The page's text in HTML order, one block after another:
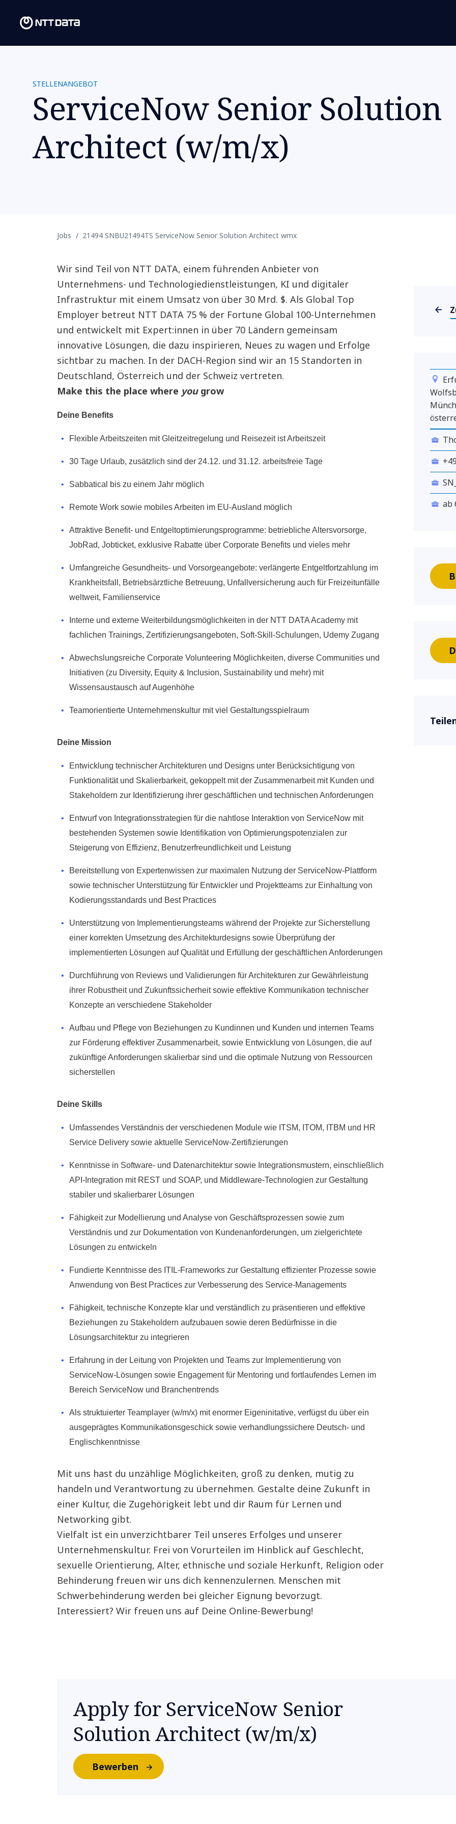
STELLENANGEBOT
ServiceNow Senior Solution
Architect (w/m/x)
Jobs 21494 SNBU21494TS ServiceNow Senior Solution Architect wmx
Wir sind Teil von NTT DATA, einem führenden Anbieter von
Unternehmens- und Technologiedienstleistungen, KI und digitaler
Infrastruktur mit einem Umsatz von über 30 Mrd. $. Als Global Top
Employer betreut NTT DATA 75 % der Fortune Global 100-Unternehmen
und entwickelt mit Expert:innen in über 70 Ländern gemeinsam
innovative Lösungen, die dazu inspirieren, Neues zu wagen und Erfolge
sichtbar zu machen. In der DACH-Region sind wir an 15 Standorten in
Deutschland, Österreich und der Schweiz vertreten.
Make this the place where you grow
Deine Benefits
Flexible Arbeitszeiten mit Gleitzeitregelung und Reisezeit ist Arbeitszeit
30 Tage Urlaub, zusätzlich sind der 24.12. und 31.12. arbeitsfreie Tage
Sabbatical bis zu einem Jahr möglich
Remote Work sowie mobiles Arbeiten im EU-Ausland möglich
Attraktive Benefit- und Entgeltoptimierungsprogramme: betriebliche Altersvorsorge,
JobRad, Jobticket, exklusive Rabatte über Corporate Benefits und vieles mehr
Umfangreiche Gesundheits- und Vorsorgeangebote: verlängerte Entgeltfortzahlung im
Krankheitsfall, Betriebsärztliche Betreuung, Unfallversicherung auch für Freizeitunfälle
weltweit, Familienservice
Interne und externe Weiterbildungsmöglichkeiten in der NTT DATA Academy mit
fachlichen Trainings, Zertifizierungsangeboten, Soft-Skill-Schulungen, Udemy Zugang
Abwechslungsreiche Corporate Volunteering Möglichkeiten, diverse Communities und
Initiativen (zu Diversity, Equity & Inclusion, Sustainability und mehr) mit
Wissensaustausch auf Augenhöhe
Teamorientierte Unternehmenskultur mit viel Gestaltungsspielraum
Deine Mission
Entwicklung technischer Architekturen und Designs unter Berücksichtigung von
Funktionalität und Skalierbarkeit, gekoppelt mit der Zusammenarbeit mit Kunden und
Stakeholdern zur Identifizierung ihrer geschäftlichen und technischen Anforderungen
Entwurf von Integrationsstrategien für die nahtlose Interaktion von ServiceNow mit
bestehenden Systemen sowie Identifikation von Optimierungspotenzialen zur
Steigerung von Effizienz, Benutzerfreundlichkeit und Leistung
Bereitstellung von Expertenwissen zur maximalen Nutzung der ServiceNow-Plattform
sowie technischer Unterstützung für Entwickler und Projektteams zur Einhaltung von
Kodierungsstandards und Best Practices
Unterstützung von Implementierungsteams während der Projekte zur Sicherstellung
einer korrekten Umsetzung des Architekturdesigns sowie Überprüfung der
implementierten Lösungen auf Qualität und Erfüllung der geschäftlichen Anforderungen
Durchführung von Reviews und Validierungen für Architekturen zur Gewährleistung
ihrer Robustheit und Zukunftssicherheit sowie effektive Kommunikation technischer
Konzepte an verschiedene Stakeholder
Aufbau und Pflege von Beziehungen zu Kundinnen und Kunden und internen Teams
zur Förderung effektiver Zusammenarbeit, sowie Entwicklung von Lösungen, die auf
zukünftige Anforderungen skalierbar sind und die optimale Nutzung von Ressourcen
sicherstellen
Deine Skills
Umfassendes Verständnis der verschiedenen Module wie ITSM, ITOM, ITBM und HR
Service Delivery sowie aktuelle ServiceNow-Zertifizierungen
Kenntnisse in Software- und Datenarchitektur sowie Integrationsmustern, einschließlich
API-Integration mit REST und SOAP, und Middleware-Technologien zur Gestaltung
stabiler und skalierbarer Lösungen
Fähigkeit zur Modellierung und Analyse von Geschäftsprozessen sowie zum
Verständnis und zur Dokumentation von Kundenanforderungen, um zielgerichtete
Lösungen zu entwickeln
Fundierte Kenntnisse des ITIL-Frameworks zur Gestaltung effizienter Prozesse sowie
Anwendung von Best Practices zur Verbesserung des Service-Managements
Fähigkeit, technische Konzepte klar und verständlich zu präsentieren und effektive
Beziehungen zu Stakeholdern aufzubauen sowie deren Bedürfnisse in die
Lösungsarchitektur zu integrieren
Erfahrung in der Leitung von Projekten und Teams zur Implementierung von
ServiceNow-Lösungen sowie Engagement für Mentoring und fortlaufendes Lernen im
Bereich ServiceNow und Branchentrends
Als struktuierter Teamplayer (w/m/x) mit enormer Eigeninitative, verfügst du über ein
ausgeprägtes Kommunikationsgeschick sowie verhandlungssichere Deutsch- und
Englischkenntnisse
Mit uns hast du unzählige Möglichkeiten, groß zu denken, mutig zu
handeln und Verantwortung zu übernehmen. Gestalte deine Zukunft in
einer Kultur, die Zugehörigkeit lebt und dir Raum für Lernen und
Networking gibt.
Vielfalt ist ein unverzichtbarer Teil unseres Erfolges und unserer
Unternehmenskultur. Frei von Vorurteilen im Hinblick auf Geschlecht,
sexuelle Orientierung, Alter, ethnische und soziale Herkunft, Religion oder
Behinderung freuen wir uns dich kennenzulernen. Menschen mit
Schwerbehinderung werden bei gleicher Eignung bevorzugt.
Interessiert? Wir freuen uns auf Deine Online-Bewerbung!
ab
Apply for ServiceNow Senior
Solution Architect (w/m/x)
Bewerben